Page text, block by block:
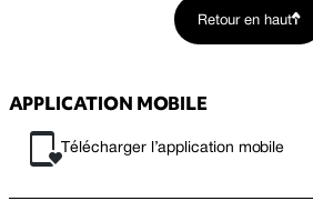
Retour en haut
APPLICATION MOBILE
Télécharger l’application mobile